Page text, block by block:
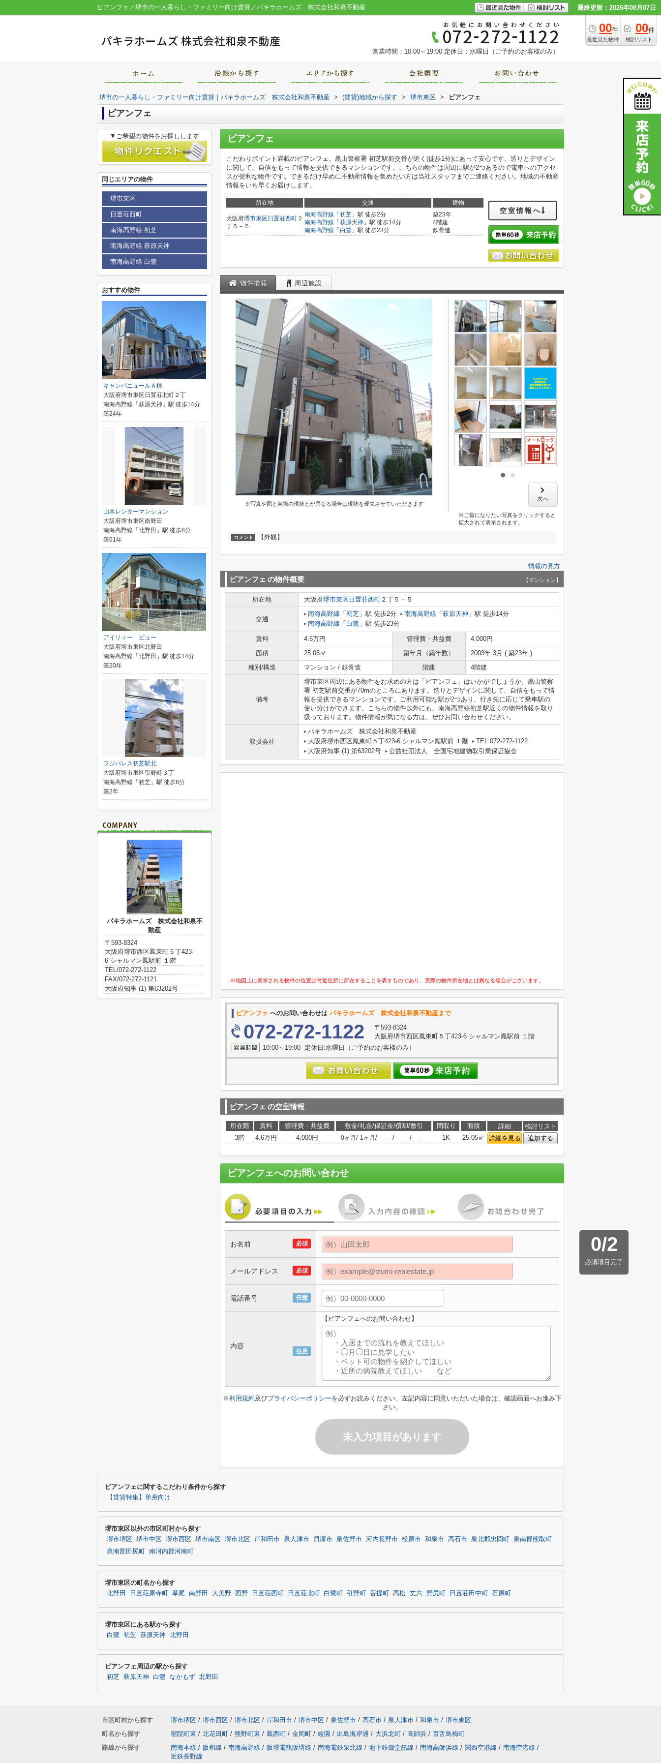
ビアンフェ／堺市の一人暮らし・ファミリー向け賃貸／パキラホームズ 株式会社和泉不動産 最終更新：2026年08月07日
00件
最近見た物件
00件
検討リスト
営業時間：10:00～19:00 定休日：水曜日（ご予約のお客様のみ）
堺市の一人暮らし・ファミリー向け賃貸｜パキラホームズ 株式会社和泉不動産 > (賃貸)地域から探す > 堺市東区 > ビアンフェ
ビアンフェ
ビアンフェ
こだわりポイント満載のビアンフェ。黒山警察署 初芝駅前交番が近く(徒歩1分)にあって安心です。造りとデザイン
に関して、自信をもって情報を提供できるマンションです。こちらの物件は周辺に駅が2つあるので電車へのアクセ
スが便利な物件です。できるだけ早めに不動産情報を集めたい方は当社スタッフまでご連絡ください。地域の不動産
情報をいち早くお届けします。
所在地 交通 建物
大阪府堺市東区 日置荘西町 ２
丁５－５
南海高野線 「 初芝 」駅 徒歩2分
南海高野線 「 萩原天神 」駅 徒歩14分
南海高野線 「 白鷺 」駅 徒歩23分
築23年
4階建
鉄骨造
空室情報へ
物件情報 周辺施設
※写真や図と実際の現状とが異なる場合は現状を優先させていただきます
次へ
※ご覧になりたい写真をクリックすると
拡大されて表示されます。
コメント 【外観】
情報の見方
ビアンフェ の物件概要 【マンション】
所在地 大阪府堺市東区 日置荘西町 ２丁５－５
交通
南海高野線 「 初芝 」駅 徒歩2分 南海高野線 「 萩原天神 」駅 徒歩14分
南海高野線 「 白鷺 」駅 徒歩23分
賃料 4.6万円 管理費・共益費
4,000円
面積
25.05㎡ 築年月（築年数）
2003年 3月 ( 築23年 )
種別/構造
マンション / 鉄骨造 階建 4階建
備考
堺市東区周辺にある物件をお求めの方は「ビアンフェ」はいかがでしょうか。黒山警察
署 初芝駅前交番が70mのところにあります。造りとデザインに関して、自信をもって情
報を提供できるマンションです。ご利用可能な駅が2つあり、行き先に応じて乗車駅の
使い分けができます。こちらの物件以外にも、南海高野線初芝駅近くの物件情報を取り
扱っております。物件情報が気になる方は、ぜひお問い合わせください。
取扱会社
パキラホームズ 株式会社和泉不動産
大阪府堺市西区鳳東町５丁423-6 シャルマン鳳駅前 １階
TEL:072-272-1122
大阪府知事 (1) 第63202号
公益社団法人 全国宅地建物取引業保証協会
※地図上に表示される物件の位置は付近住所に所在することを表すものであり、実際の物件所在地とは異なる場合がございます。
ビアンフェ へのお問い合わせは パキラホームズ 株式会社和泉不動産まで
072-272-1122
〒593-8324
大阪府堺市西区鳳東町５丁423-6 シャルマン鳳駅前 １階
10:00～19:00 定休日:水曜日（ご予約のお客様のみ）
ビアンフェ の空室情報
所在階 賃料 管理費・共益費 敷金/礼金/保証金/償却/敷引 間取り 面積 詳細
検討リスト
3階
4.6万円 4,000円 0ヶ月 / 1ヶ月 / - / - / - 1K 25.05㎡ 詳細を見る 追加する
ビアンフェへのお問い合わせ
0/2
必須項目完了
必須
お名前
必須
メールアドレス
任意
電話番号
任意
内容
【ビアンフェへのお問い合わせ】
※利用規約及びプライバシーポリシーを必ずお読みください。左記内容に同意いただいた場合は、確認画面へお進み下
さい。
未入力項目があります
▼ご希望の物件をお探しします
同じエリアの物件
堺市東区
日置荘西町
南海高野線 初芝
南海高野線 萩原天神
南海高野線 白鷺
おすすめ物件
キャンパニュールＡ棟
大阪府堺市東区日置荘北町２丁
南海高野線「萩原天神」駅 徒歩14分
築24年
山本レンターマンション
大阪府堺市東区南野田
南海高野線「北野田」駅 徒歩8分
築61年
アイリィー ビュー
大阪府堺市東区北野田
南海高野線「北野田」駅 徒歩14分
築20年
フジパレス初芝駅北
大阪府堺市東区引野町３丁
南海高野線「初芝」駅 徒歩8分
築2年
パキラホームズ 株式会社和泉不
動産
〒593-8324
大阪府堺市西区鳳東町５丁423-
6 シャルマン鳳駅前 １階
TEL/072-272-1122
FAX/072-272-1121
大阪府知事 (1) 第63202号
ビアンフェに関するこだわり条件から探す
【賃貸特集】単身向け
堺市東区以外の市区町村から探す
堺市堺区 堺市中区 堺市西区 堺市南区 堺市北区 岸和田市 泉大津市 貝塚市 泉佐野市 河内長野市 松原市 和泉市 高石市 泉北郡忠岡町
泉南郡熊取町
泉南郡田尻町
南河内郡河南町
堺市東区の町名から探す
北野田 日置荘原寺町 草尾 南野田 大美野 西野 日置荘西町 日置荘北町 白鷺町 引野町 菩提町 高松 丈六 野尻町 日置荘田中町 石原町
堺市東区にある駅から探す
白鷺 初芝 萩原天神 北野田
ビアンフェ周辺の駅から探す
初芝 萩原天神 白鷺 なかもず 北野田
市区町村から探す 堺市堺区 / 堺市西区 / 堺市北区 / 岸和田市 / 堺市中区 / 泉佐野市 / 高石市 / 泉大津市 / 和泉市 / 堺市東区
町名から探す
宿院町東 / 北花田町 / 熊野町東 / 鳳西町 / 金岡町 / 綾園 / 出島海岸通 / 大浜北町 / 高師浜 / 百舌鳥梅町
路線から探す
南海本線 / 阪和線 / 南海高野線 / 阪堺電軌阪堺線 / 南海電鉄泉北線 / 地下鉄御堂筋線 / 南海高師浜線 / 関西空港線 / 南海空港線 /
近鉄長野線